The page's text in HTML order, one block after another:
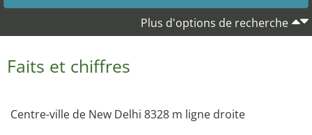
Plus d'options de recherche
Faits et chiffres
Centre-ville de New Delhi 8328 m ligne droite